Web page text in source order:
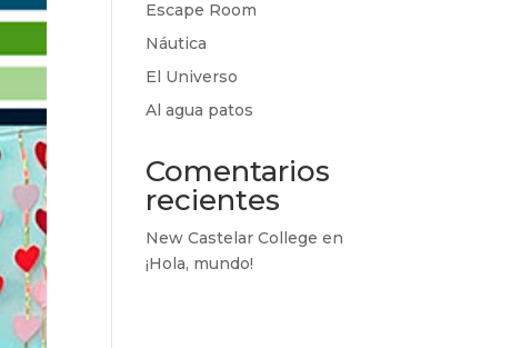
Escape Room
Náutica
El Universo
Al agua patos
Comentarios
recientes
New Castelar College en
¡Hola, mundo!